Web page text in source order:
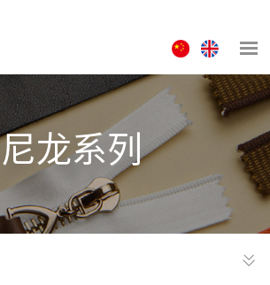
中
文
ENGLISH
尼龙系列